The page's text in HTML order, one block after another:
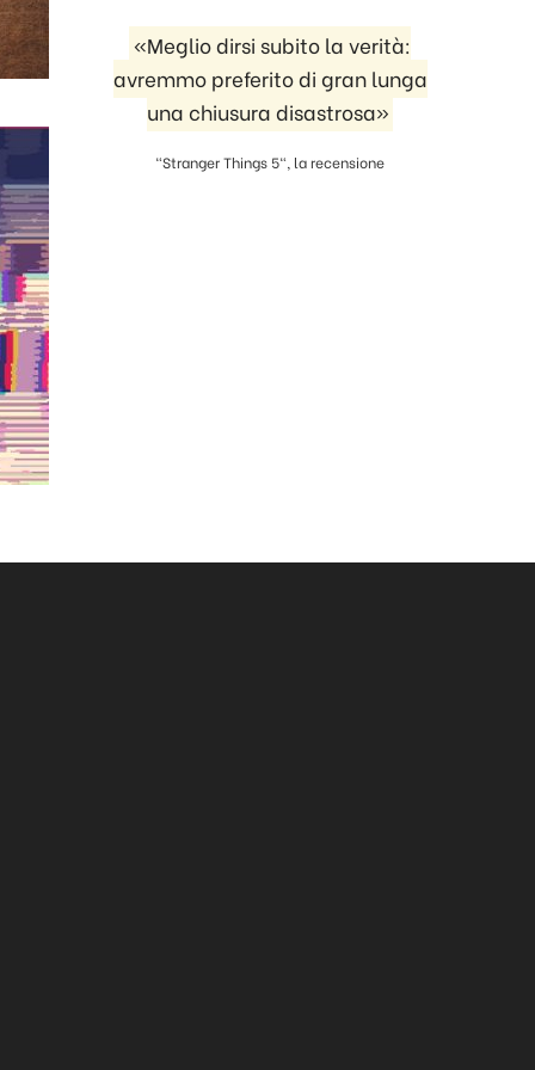
«Meglio dirsi subito la verità:
avremmo preferito di gran lunga
una chiusura disastrosa»
"Stranger Things 5", la recensione